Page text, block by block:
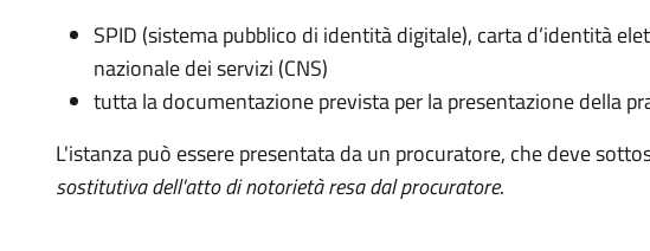
SPID (sistema pubblico di identità digitale), carta d’identità
nazionale dei servizi (CNS)
tutta la documentazione prevista per la presentazione della
L'istanza può essere presentata da un procuratore, che deve
sostitutiva dell'atto di notorietà resa dal procuratore.